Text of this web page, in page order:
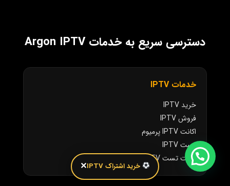
دسترسی سریع به خدمات Argon IPTV
خدمات IPTV
خرید IPTV
فروش IPTV
اکانت IPTV پرمیوم
تست IPTV
اکانت تست IPTV
خرید اشتراک IPTV ✕